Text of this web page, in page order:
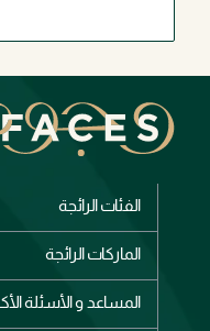
الفئات الرائجة
الأكثر مبيعاً
الماركات الرائجة
المساعد و الأسئلة